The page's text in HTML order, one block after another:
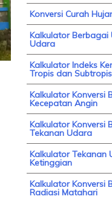
Konversi Curah
Kalkulator Berbagai
Udara
Kalkulator Indeks
Tropis dan Subtropis
Kalkulator Konversi
Kecepatan Angin
Kalkulator Konversi
Tekanan Udara
Kalkulator Tekanan
Ketinggian
Kalkulator Konversi
Radiasi Matahari